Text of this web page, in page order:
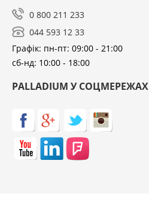
0 800 211 233
044 593 12 33
Графік: пн-пт: 09:00 - 21:00
сб-нд: 10:00 - 18:00
PALLADIUM У СОЦМЕРЕЖАХ